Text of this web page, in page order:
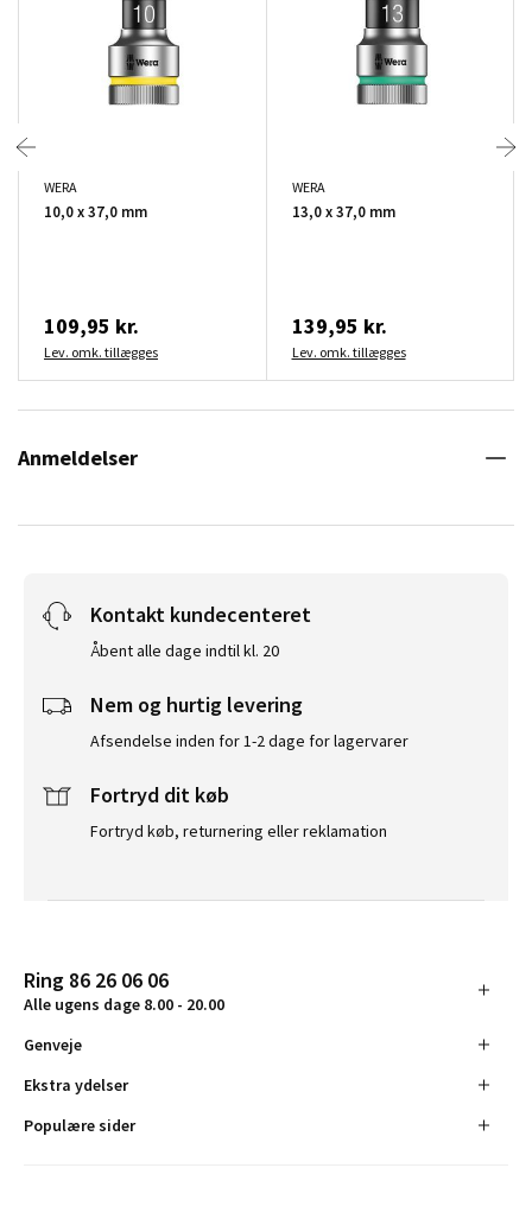
WERA
10,0 x 37,0 mm
109,95 kr.
Lev. omk. tillægges
WERA
13,0 x 37,0 mm
139,95 kr.
Lev. omk. tillægges
Anmeldelser
Kontakt kundecenteret
Åbent alle dage indtil kl. 20
Nem og hurtig levering
Afsendelse inden for 1-2 dage for lagervarer
Fortryd dit køb
Fortryd køb, returnering eller reklamation
Ring 86 26 06 06
Alle ugens dage 8.00 - 20.00
Genveje
Ekstra ydelser
Populære sider